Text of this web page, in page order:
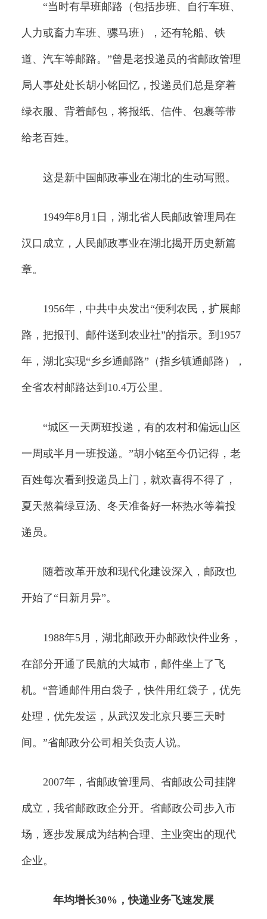
“当时有旱班邮路（包括步班、自行车班、
人力或畜力车班、骡马班），还有轮船、铁
道、汽车等邮路。”曾是老投递员的省邮政管理
局人事处处长胡小铭回忆，投递员们总是穿着
绿衣服、背着邮包，将报纸、信件、包裹等带
给老百姓。
这是新中国邮政事业在湖北的生动写照。
1949年8月1日，湖北省人民邮政管理局在
汉口成立，人民邮政事业在湖北揭开历史新篇
章。
1956年，中共中央发出“便利农民，扩展邮
路，把报刊、邮件送到农业社”的指示。到1957
年，湖北实现“乡乡通邮路”（指乡镇通邮路），
全省农村邮路达到10.4万公里。
“城区一天两班投递，有的农村和偏远山区
一周或半月一班投递。”胡小铭至今仍记得，老
百姓每次看到投递员上门，就欢喜得不得了，
夏天熬着绿豆汤、冬天准备好一杯热水等着投
递员。
随着改革开放和现代化建设深入，邮政也
开始了“日新月异”。
1988年5月，湖北邮政开办邮政快件业务，
在部分开通了民航的大城市，邮件坐上了飞
机。“普通邮件用白袋子，快件用红袋子，优先
处理，优先发运，从武汉发北京只要三天时
间。”省邮政分公司相关负责人说。
2007年，省邮政管理局、省邮政公司挂牌
成立，我省邮政政企分开。省邮政公司步入市
场，逐步发展成为结构合理、主业突出的现代
企业。
年均增长30%，快递业务飞速发展